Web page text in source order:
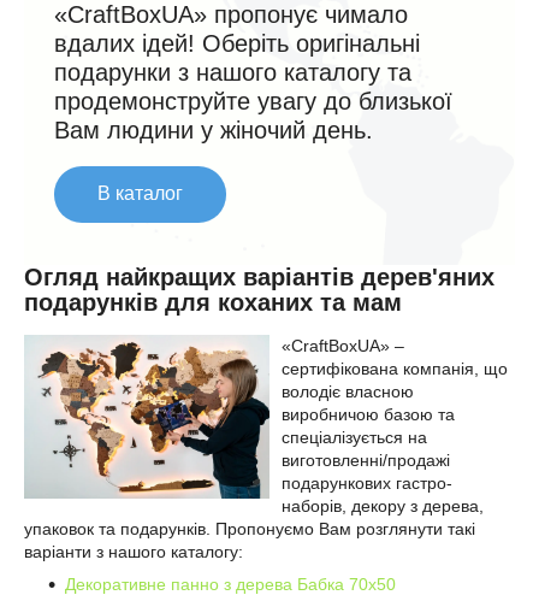
«CraftBoxUA» пропонує чимало
вдалих ідей! Оберіть оригінальні
подарунки з нашого каталогу та
продемонструйте увагу до близької
Вам людини у жіночий день.
В каталог
Огляд найкращих варіантів дерев'яних
подарунків для коханих та мам
«CraftBoxUA» –
сертифікована компанія, що
володіє власною
виробничою базою та
спеціалізується на
виготовленні/продажі
подарункових гастро-
наборів, декору з дерева,
упаковок та подарунків. Пропонуємо Вам розглянути такі
варіанти з нашого каталогу:
Декоративне панно з дерева Бабка 70х50